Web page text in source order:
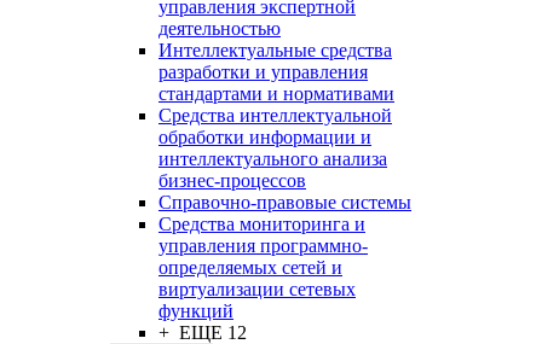
управления экспертной
деятельностью
Интеллектуальные средства
разработки и управления
стандартами и нормативами
Средства интеллектуальной
обработки информации и
интеллектуального анализа
бизнес-процессов
Справочно-правовые системы
Средства мониторинга и
управления программно-
определяемых сетей и
виртуализации сетевых
функций
+ ЕЩЕ 12